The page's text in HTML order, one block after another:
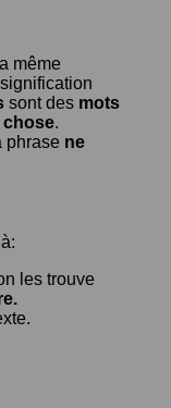
même
sont des mots
chose.
phrase ne
les trouve